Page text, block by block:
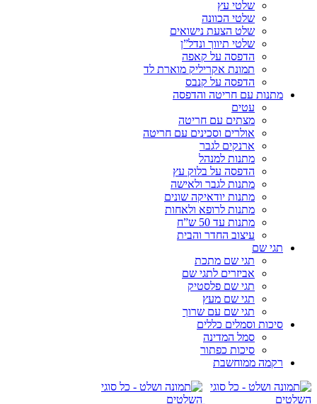
שלטי עץ
שלטי הכוונה
שלט הצעת נישואים
שלטי תיווך ונדל”ן
הדפסה על קאפה
תמונת אקריליק מוארת לד
הדפסה על קנבס
מתנות עם חריטה והדפסה
עטים
מצתים עם חריטה
אולרים וסכינים עם חריטה
ארנקים לגבר
מתנות למנהל
הדפסה על בלוק עץ
מתנות לגבר ולאישה
מתנות יודאיקה שונים
מתנות לרופא ולאחות
מתנות עד 50 ש”ח
עיצוב החדר והבית
תגי שם
תגי שם מתכת
אביזרים לתגי שם
תגי שם פלסטיק
תגי שם מעץ
תגי שם עם שרוך
סיכות וסמלים כללים
סמל המדינה
סיכות כפתור
רקמה ממוחשבת